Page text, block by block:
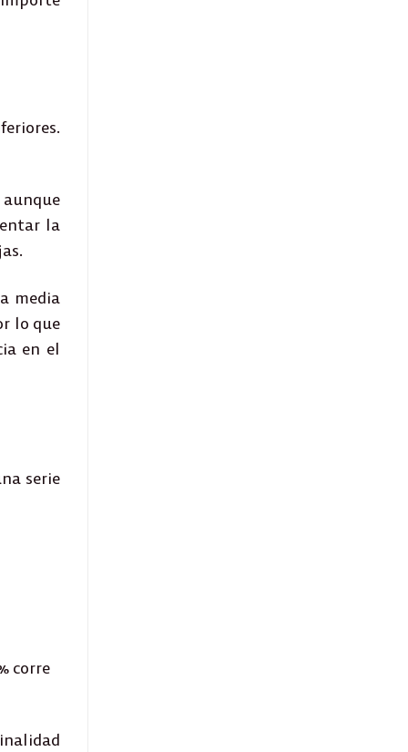
la
media
lo que
en el
serie
corre